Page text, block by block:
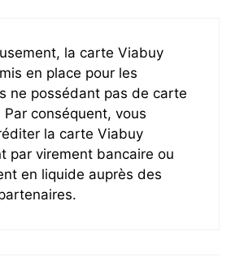
la carte Viabuy
en place pour les
ne possédant pas de carte
conséquent, vous
la carte Viabuy
par virement bancaire ou
en liquide auprès des